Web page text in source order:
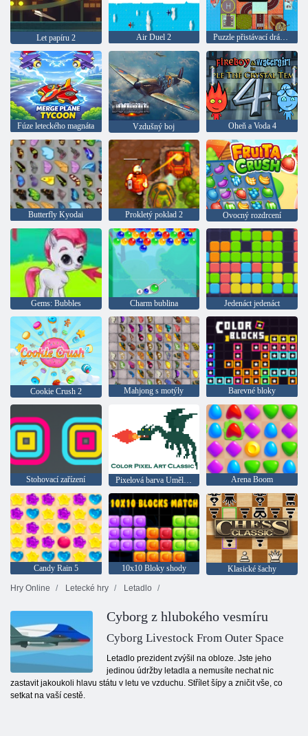
Let papíru 2 Air Duel 2 Puzzle přistávací dráha letadla
Fúze leteckého magnáta Vzdušný boj Oheň a Voda 4
Butterfly Kyodai Prokletý poklad 2 Ovocný rozdrcení
Gems: Bubbles Charm bublina Jedenáct jedenáct
Cookie Crush 2 Mahjong s motýly Barevné bloky
Stohovací zařízení Pixelová barva Umělecká klasika Arena Boom
Candy Rain 5 10x10 Bloky shody
Klasické šachy
Hry Online
Letecké hry Letadlo
Cyborg z hlubokého vesmíru
Cyborg Livestock From Outer Space
Letadlo prezident zvýšil na obloze. Jste jeho
jedinou údržby letadla a nemusíte nechat nic
zastavit jakoukoli hlavu státu v letu ve vzduchu. Střílet šípy a zničit vše, co
setkat na vaší cestě.